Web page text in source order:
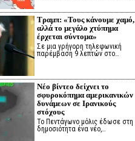
Τραμπ: «Τους κάνουμε χαμό,
αλλά το μεγάλο χτύπημα
έρχεται σύντομα»
Σε μια γρήγορη τηλεφωνική
παρέμβαση 9 λεπτών στο…
Νέο βίντεο δείχνει το
σφυροκόπημα αμερικανικών
δυνάμεων σε Ιρανικούς
στόχους
Το Πεντάγωνο μόλις έδωσε στη
δημοσιότητα ένα νέο,…